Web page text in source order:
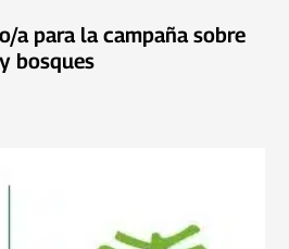
a para la campaña sobre
bosques